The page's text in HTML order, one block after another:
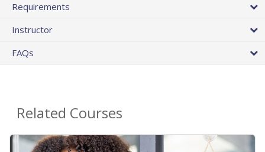
Requirements
Instructor
FAQs
Related Courses